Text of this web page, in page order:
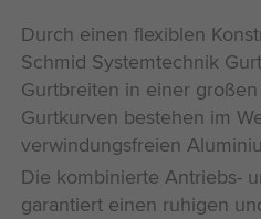
Durch einen flexiblen
Schmid Systemtechnik
Gurtbreiten in einer
Gurtkurven bestehen im
verwindungsfreien
Die kombinierte Antriebs-
garantiert einen ruhigen